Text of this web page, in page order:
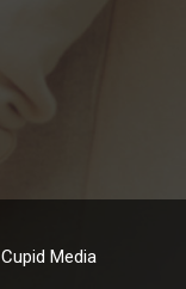
Media